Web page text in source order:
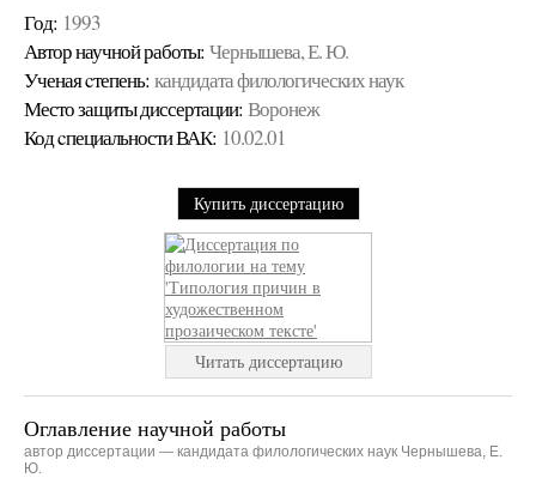
Год: 1993
Автор научной работы: Чернышева, Е. Ю.
Ученая cтепень: кандидата филологических наук
Место защиты диссертации: Воронеж
Код cпециальности ВАК: 10.02.01
Купить диссертацию
Читать диссертацию
Оглавление научной работы
автор диссертации — кандидата филологических наук Чернышева, Е.
Ю.